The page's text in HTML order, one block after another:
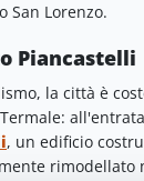
San Lorenzo.
Piancastelli
la città è
, un edificio
rimodellato